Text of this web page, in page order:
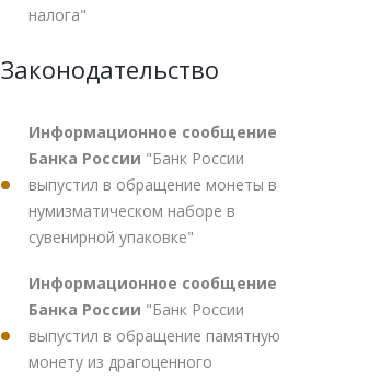
налога"
Законодательство
Информационное сообщение
Банка России "Банк России
выпустил в обращение монеты в
нумизматическом наборе в
сувенирной упаковке"
Информационное сообщение
Банка России "Банк России
выпустил в обращение памятную
монету из драгоценного